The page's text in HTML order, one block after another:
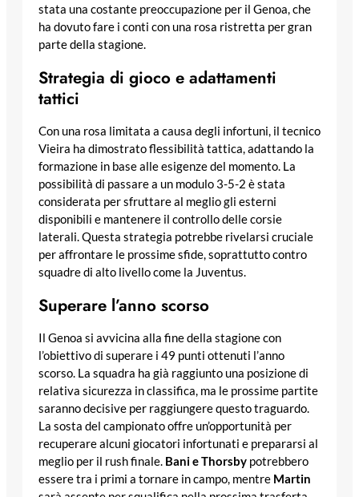
stata una costante preoccupazione per il Genoa, che
ha dovuto fare i conti con una rosa ristretta per gran
parte della stagione.
Strategia di gioco e adattamenti
tattici
Con una rosa limitata a causa degli infortuni, il tecnico
Vieira ha dimostrato flessibilità tattica, adattando la
formazione in base alle esigenze del momento. La
possibilità di passare a un modulo 3-5-2 è stata
considerata per sfruttare al meglio gli esterni
disponibili e mantenere il controllo delle corsie
laterali. Questa strategia potrebbe rivelarsi cruciale
per affrontare le prossime sfide, soprattutto contro
squadre di alto livello come la Juventus.
Superare l’anno scorso
Il Genoa si avvicina alla fine della stagione con
l’obiettivo di superare i 49 punti ottenuti l’anno
scorso. La squadra ha già raggiunto una posizione di
relativa sicurezza in classifica, ma le prossime partite
saranno decisive per raggiungere questo traguardo.
La sosta del campionato offre un’opportunità per
recuperare alcuni giocatori infortunati e prepararsi al
meglio per il rush finale. Bani e Thorsby potrebbero
essere tra i primi a tornare in campo, mentre Martin